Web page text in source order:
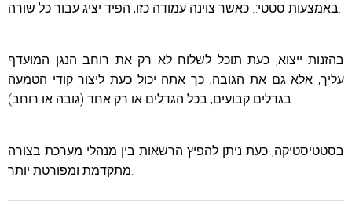
באמצעות סטטי:. כאשר צוינה עמודה כזו, הפיד יציג עבור כל שורה.
בהזנות ייצוא, כעת תוכל לשלוח לא רק את רוחב הנגן המועדף
עליך, אלא גם את הגובה. כך אתה יכול כעת ליצור קודי הטמעה
בגדלים קבועים, בכל הגדלים או רק אחד (גובה או רוחב).
בסטטיסטיקה, כעת ניתן להפיץ הרשאות בין מנהלי מערכת בצורה
מתקדמת ומפורטת יותר.